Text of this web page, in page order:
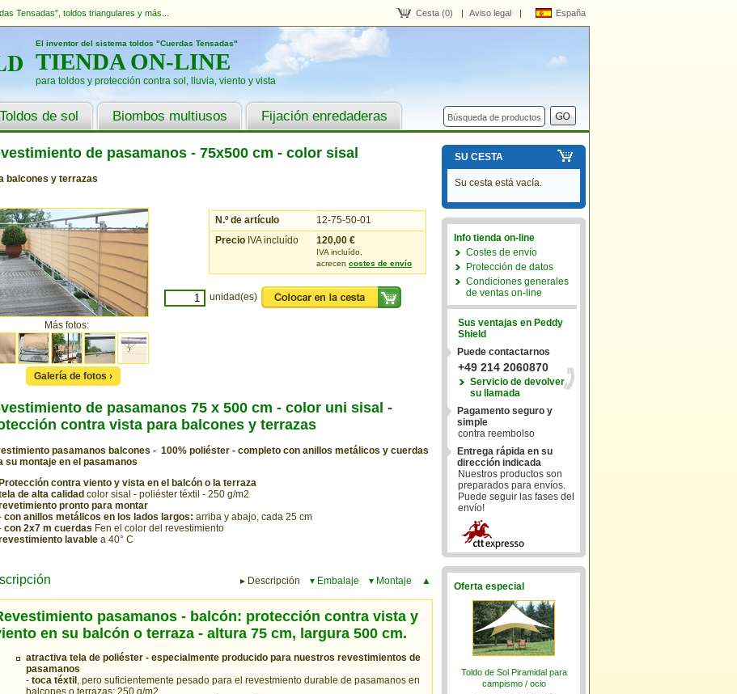
Tensadas", toldos triangulares y más... España
Cesta (0) | Aviso legal |
El inventor del sistema toldos "Cuerdas Tensadas"
TIENDA ON-LINE
para toldos y protección contra sol, lluvia, viento y vista
Toldos de sol Biombos multiusos Fijación enredaderas
de pasamanos - 75x500 cm - color sisal
balcones y terrazas
Más fotos:
N.º de artículo
12-75-50-01
Precio IVA incluído 120,00 €
IVA incluído,
acrecen costes de envío
unidad(es)
Galería de fotos ›
de pasamanos 75 x 500 cm - color uni sisal -
contra vista para balcones y terrazas
pasamanos balcones - 100% poliéster - completo con anillos metálicos y cuerdas
su montaje en el pasamanos
Protección contra viento y vista en el balcón o la terraza
de alta calidad color sisal - poliéster téxtil - 250 g/m2
pronto para montar
con anillos metálicos en los lados largos: arriba y abajo, cada 25 cm
con 2x7 m cuerdas Fen el color del revestimiento
lavable a 40° C
▸ Descripción ▾ Embalaje ▾ Montaje ▲
pasamanos - balcón: protección contra vista y
en su balcón o terraza - altura 75 cm, largura 500 cm.
atractiva tela de poliéster - especialmente producido para nuestros revestimientos de
pasamanos
- toca téxtil , pero suficientemente pesado para el revestmiento durable de pasamanos en
balcones o terrazas: 250 g/m2
SU CESTA
Su cesta está vacía.
Info tienda on-line
Costes de envío
Protección de datos
Condiciones generales
de ventas on-line
Sus ventajas en Peddy
Shield
Puede contactarnos
+49 214 2060870
Servicio de devolver
su llamada
Pagamento seguro y
simple
contra reembolso
Entrega rápida en su
dirección indicada
Nuestros productos son
preparados para envíos.
Puede seguir las fases del
envío!
Oferta especial
Toldo de Sol Piramidal para
campismo / ocio